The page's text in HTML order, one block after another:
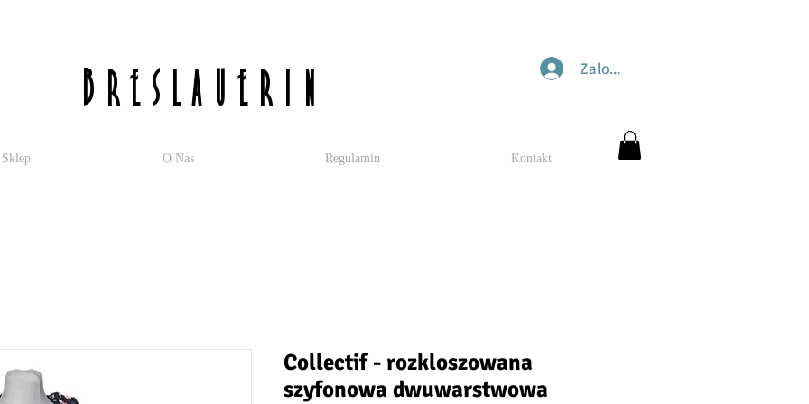
breslauerin
Sklep O Nas Regulamin Kontakt
Zaloguj się
Collectif - rozkloszowana
szyfonowa dwuwarstwowa